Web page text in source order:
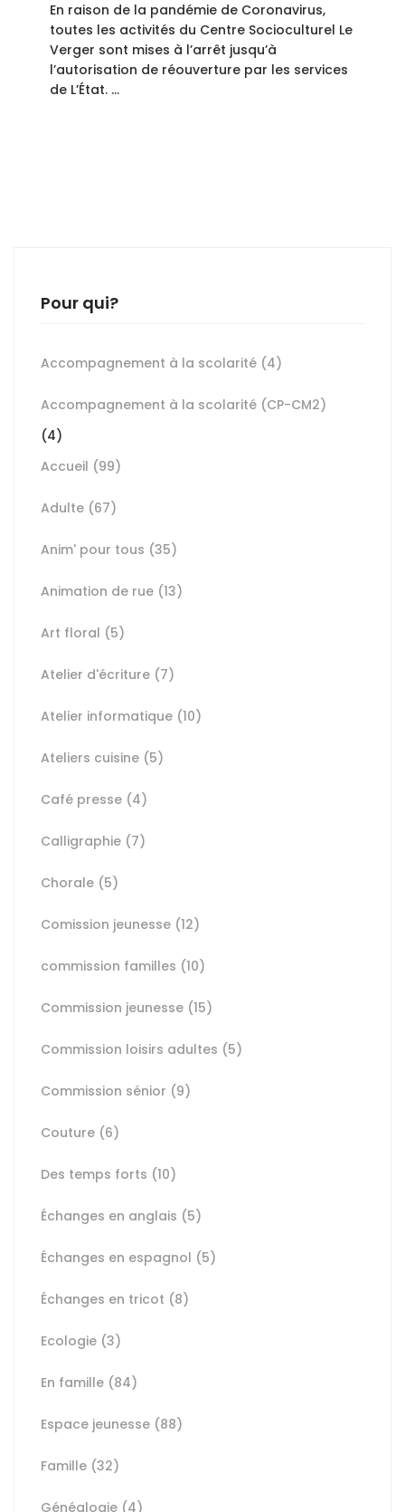
En raison de la pandémie de Coronavirus,
toutes les activités du Centre Socioculturel Le
Verger sont mises à l’arrêt jusqu’à
l’autorisation de réouverture par les services
de L’État. …
Pour qui?
Accompagnement à la scolarité (4)
Accompagnement à la scolarité (CP-CM2)
(4)
Accueil (99)
Adulte (67)
Anim' pour tous (35)
Animation de rue (13)
Art floral (5)
Atelier d'écriture (7)
Atelier informatique (10)
Ateliers cuisine (5)
Café presse (4)
Calligraphie (7)
Chorale (5)
Comission jeunesse (12)
commission familles (10)
Commission jeunesse (15)
Commission loisirs adultes (5)
Commission sénior (9)
Couture (6)
Des temps forts (10)
Échanges en anglais (5)
Échanges en espagnol (5)
Échanges en tricot (8)
Ecologie (3)
En famille (84)
Espace jeunesse (88)
Famille (32)
Généalogie (4)